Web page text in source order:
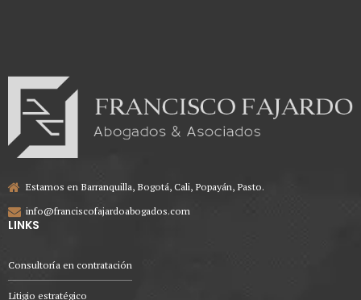
Estamos en Barranquilla, Bogotá, Cali, Popayán, Pasto.
info@franciscofajardoabogados.com
LINKS
Consultoría en contratación
Litigio estratégico